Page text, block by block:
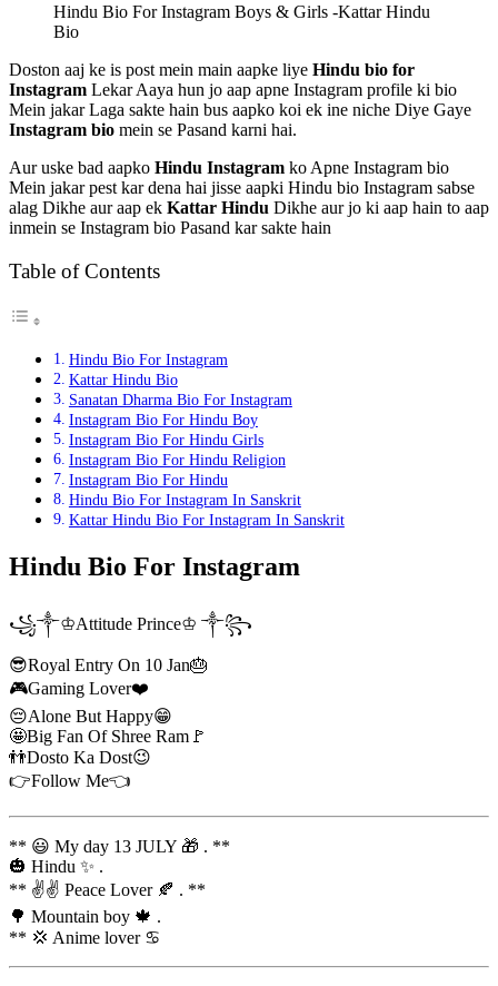
Hindu Bio For Instagram Boys & Girls -Kattar Hindu
Bio
Doston aaj ke is post mein main aapke liye Hindu bio for
Instagram Lekar Aaya hun jo aap apne Instagram profile ki bio
Mein jakar Laga sakte hain bus aapko koi ek ine niche Diye Gaye
Instagram bio mein se Pasand karni hai.
Aur uske bad aapko Hindu Instagram ko Apne Instagram bio
Mein jakar pest kar dena hai jisse aapki Hindu bio Instagram sabse
alag Dikhe aur aap ek Kattar Hindu Dikhe aur jo ki aap hain to aap
inmein se Instagram bio Pasand kar sakte hain
Table of Contents
Hindu Bio For Instagram
Kattar Hindu Bio
Sanatan Dharma Bio For Instagram
Instagram Bio For Hindu Boy
Instagram Bio For Hindu Girls
Instagram Bio For Hindu Religion
Instagram Bio For Hindu
Hindu Bio For Instagram In Sanskrit
Kattar Hindu Bio For Instagram In Sanskrit
Hindu Bio For Instagram
꧁༒♔Attitude Prince♔ ༒꧂
😎Royal Entry On 10 Jan🎂
🎮Gaming Lover❤️
😔Alone But Happy😁
🤩Big Fan Of Shree Ram🚩
👬Dosto Ka Dost😉
👉Follow Me👈
** 😃 My day 13 JULY 🎁 . **
🎃 Hindu ✨ .
** ✌✌ Peace Lover 🍂 . **
🌳 Mountain boy 🍁 .
** 💢 Anime lover ♋